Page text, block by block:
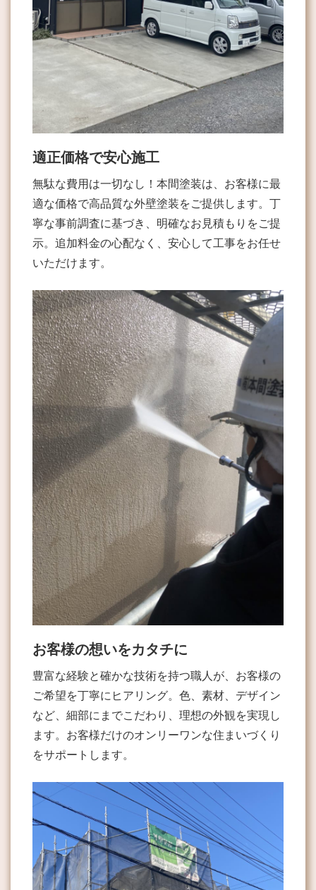
適正価格で安心施工
無駄な費用は一切なし！本間塗装は、お客様に最
適な価格で高品質な外壁塗装をご提供します。丁
寧な事前調査に基づき、明確なお見積もりをご提
示。追加料金の心配なく、安心して工事をお任せ
いただけます。
お客様の想いをカタチに
豊富な経験と確かな技術を持つ職人が、お客様の
ご希望を丁寧にヒアリング。色、素材、デザイン
など、細部にまでこだわり、理想の外観を実現し
ます。お客様だけのオンリーワンな住まいづくり
をサポートします。